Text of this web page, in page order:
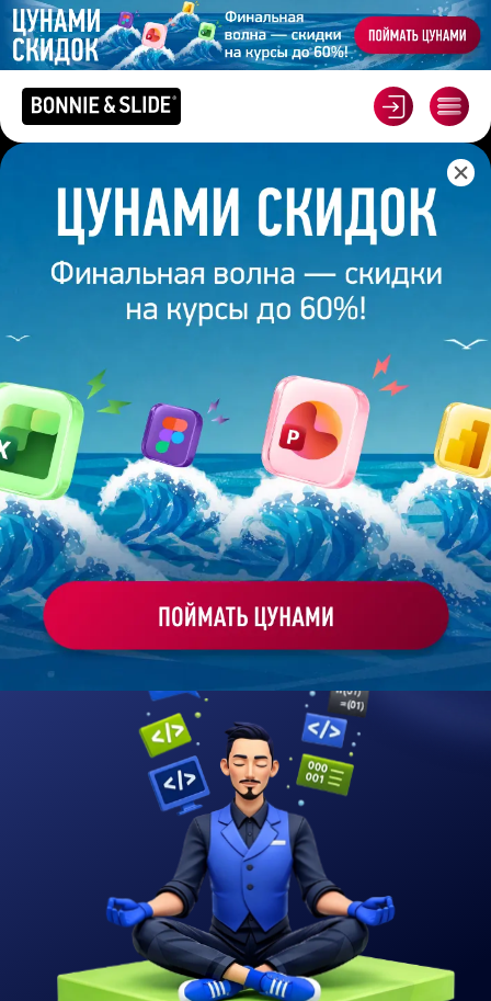
/Курсы /Курс Вайб-кодинг
Claude Lovable YandexGPT
НГКУРС
ПО АВТ
6 работающих автоматизаций за 4 недели: дашборды,
боты и генераторы документов. Вы описываете задачу —
AI создаёт решение без программирования
24 августа
Осталось мест 11/20